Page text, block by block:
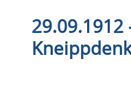
29.09.1912